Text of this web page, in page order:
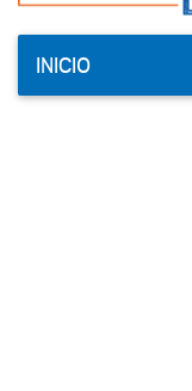
INICIO